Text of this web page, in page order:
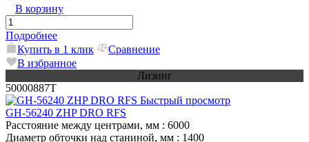
В корзину
Подробнее
Купить в 1 клик
Сравнение
В избранное
Лизинг
50000887T
Быстрый просмотр
GH-56240 ZHP DRO RFS
Расстояние между центрами, мм : 6000
Диаметр обточки над станиной, мм : 1400